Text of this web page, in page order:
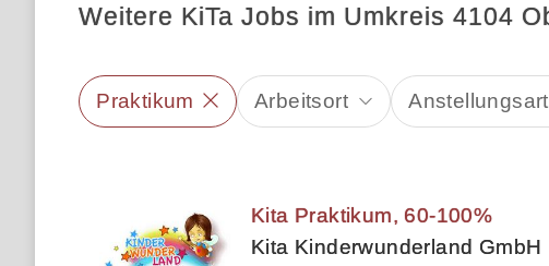
Weitere KiTa Jobs im Umkreis 4104
Praktikum Arbeitsort Anstellungsart
Kita Praktikum, 60-100%
Kita Kinderwunderland GmbH